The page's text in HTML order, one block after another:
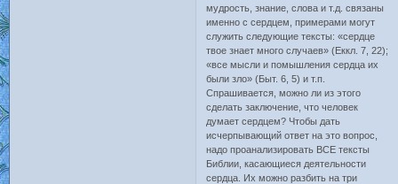
мудрость, знание, слова и т.д. связаны
именно с сердцем, примерами могут
служить следующие тексты: «сердце
твое знает много случаев» (Еккл. 7, 22);
«все мысли и помышления сердца их
были зло» (Быт. 6, 5) и т.п.
Спрашивается, можно ли из этого
сделать заключение, что человек
думает сердцем? Чтобы дать
исчерпывающий ответ на это вопрос,
надо проанализировать ВСЕ тексты
Библии, касающиеся деятельности
сердца. Их можно разбить на три